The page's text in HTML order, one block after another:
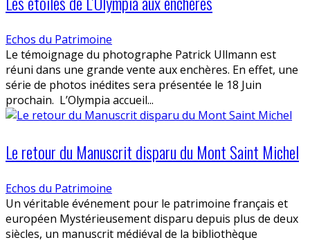
Echos du Patrimoine
Le témoignage du photographe Patrick Ullmann est
réuni dans une grande vente aux enchères. En effet, une
série de photos inédites sera présentée le 18 Juin
prochain. L’Olympia accueil...
Le retour du Manuscrit disparu du Mont Saint Michel
Echos du Patrimoine
Un véritable événement pour le patrimoine français et
européen Mystérieusement disparu depuis plus de deux
siècles, un manuscrit médiéval de la bibliothèque